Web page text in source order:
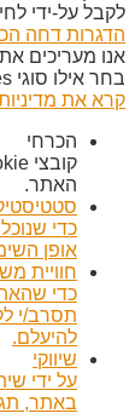
לקבל על-ידי
הדגרות דחה
אנו מעריכים
בחר אילו סוגי Cookies לקבל. הבחירה שלך תישמר למשך שנה.
קרא את
הכרחי
האתר.
כדי
אופן
חוויית
כדי
להיעלם.
שיווקי
על ידי
באתר,